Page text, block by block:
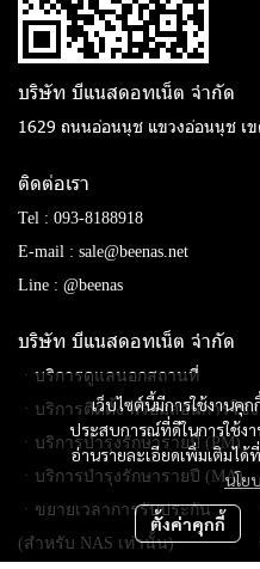
เว็บไซต์นี้มีการใช้งานคุ
ประสบการณ์ที่ดีในการใช้ง
อ่านรายละเอียดเพิ่มเติมได้ที่
นโย
ตั้งค่าคุกกี้
บริษัท บีแนสดอทเน็ต จํากัด
1629 ถนนอ่อนนุช แขวงอ่อนนุช เ
ติดต่อเรา
Tel : 093-8188918
E-mail : sale@beenas.net
Line : @beenas
บริษัท บีแนสดอทเน็ต จํากัด
ㆍบริการดูแลนอกสถานที่
ㆍบริการติดตั้ง พร้อมสอนการใช้
ㆍบริการบำรุงรักษารายปี (PM)
ㆍบริการบำรุงรักษารายปี (MA)
ㆍขยายเวลาการรับประกัน
(สำหรับ NAS เท่านั้น)